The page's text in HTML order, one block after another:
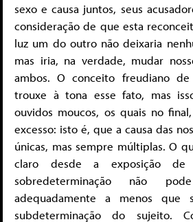
sexo e causa juntos, seus
consideração de que esta
luz um do outro não deixaria
mas iria, na verdade, mudar
ambos. O conceito freudiano de
trouxe à tona esse fato, mas
ouvidos moucos, os quais no
excesso: isto é, que a causa das
únicas, mas sempre múltiplas. O
claro desde a exposição
sobredeterminação não
adequadamente a menos que
subdeterminação do sujeito.